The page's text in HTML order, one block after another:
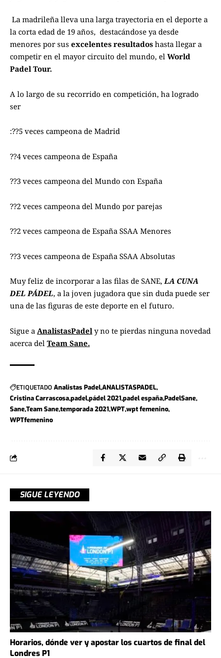
La madrileña lleva una larga trayectoria en el deporte a
la corta edad de 19 años, destacándose ya desde
menores por sus excelentes resultados hasta llegar a
competir en el mayor circuito del mundo, el World
Padel Tour.
A lo largo de su recorrido en competición, ha logrado
ser
:??5 veces campeona de Madrid
??4 veces campeona de España
??3 veces campeona del Mundo con España
??2 veces campeona del Mundo por parejas
??2 veces campeona de España SSAA Menores
??3 veces campeona de España SSAA Absolutas
Muy feliz de incorporar a las filas de SANE,LA CUNA
DEL PÁDEL, a la joven jugadora que sin duda puede ser
una de las figuras de este deporte en el futuro.
Sigue a AnalistasPadel y no te pierdas ninguna novedad
acerca del Team Sane.
ETIQUETADO Analistas PadelANALISTASPADEL
Cristina Carrascosapadelpádel 2021padel españaPadelSane
SaneTeam Sanetemporada 2021WPTwpt femenino
WPTfemenino
SIGUE LEYENDO
Horarios, dónde ver y apostar los cuartos de final del
Londres P1